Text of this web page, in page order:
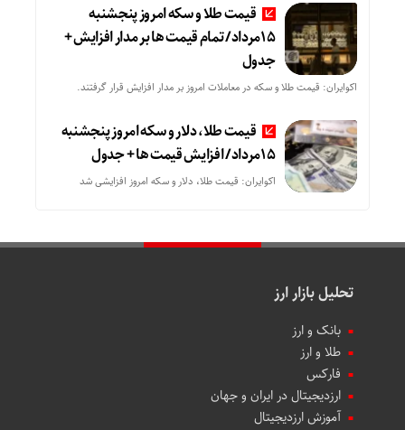
قیمت طلا و سکه امروز پنجشنبه
15مرداد/ تمام قیمت ها بر مدار افزایش +
جدول
اکوایران: قیمت طلا و سکه در معاملات امروز بر مدار افزایش قرار گرفتند.
قیمت طلا، دلار و سکه امروز پنجشنبه
15مرداد/ افزایش قیمت ها + جدول
اکوایران: قیمت طلا، دلار و سکه امروز افزایشی شد
تحلیل بازار ارز
بانک و ارز
طلا و ارز
فارکس
ارزدیجیتال در ایران و جهان
آموزش ارزدیجیتال